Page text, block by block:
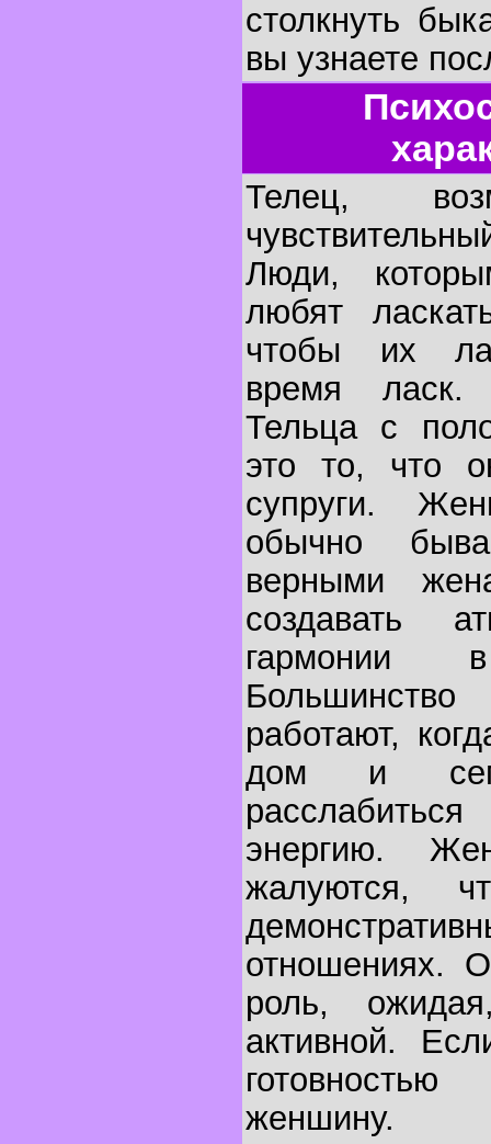
столкнуть
вы узнаете
Телец,
Люди,
любят
чтобы их
время ласк.
Тельца с
это то, что
супруги.
обычно
верными
создавать
работают,
дом и
энергию.
жалуются,
отношениях.
роль,
активной.
женшину.